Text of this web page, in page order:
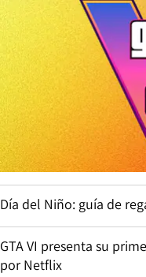
Día del Niño: guía de
GTA VI presenta su
por Netflix